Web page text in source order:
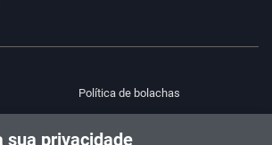
Política de bolachas
sua privacidade